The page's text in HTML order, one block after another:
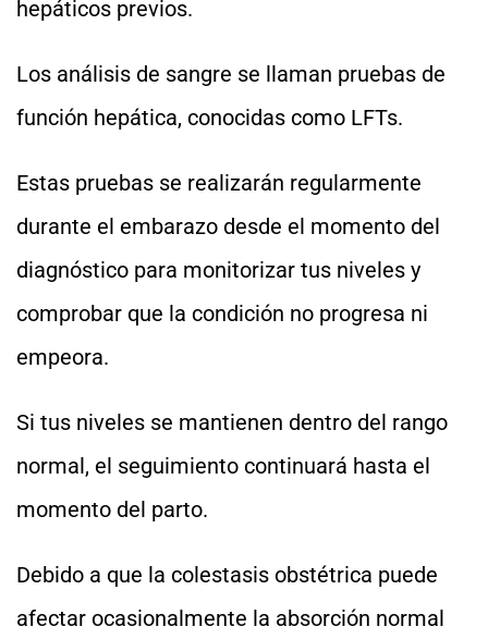
hepáticos previos.
Los análisis de sangre se llaman pruebas de
función hepática, conocidas como LFTs.
Estas pruebas se realizarán regularmente
durante el embarazo desde el momento del
diagnóstico para monitorizar tus niveles y
comprobar que la condición no progresa ni
empeora.
Si tus niveles se mantienen dentro del rango
normal, el seguimiento continuará hasta el
momento del parto.
Debido a que la colestasis obstétrica puede
afectar ocasionalmente la absorción normal